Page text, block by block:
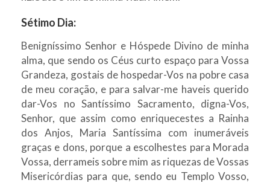
Sétimo Dia:
Benigníssimo Senhor e Hóspede Divino de minha
alma, que sendo os Céus curto espaço para Vossa
Grandeza, gostais de hospedar-Vos na pobre casa
de meu coração, e para salvar-me haveis querido
dar-Vos no Santíssimo Sacramento, digna-Vos,
Senhor, que assim como enriquecestes a Rainha
dos Anjos, Maria Santíssima com inumeráveis
graças e dons, porque a escolhestes para Morada
Vossa, derrameis sobre mim as riquezas de Vossas
Misericórdias para que, sendo eu Templo Vosso,